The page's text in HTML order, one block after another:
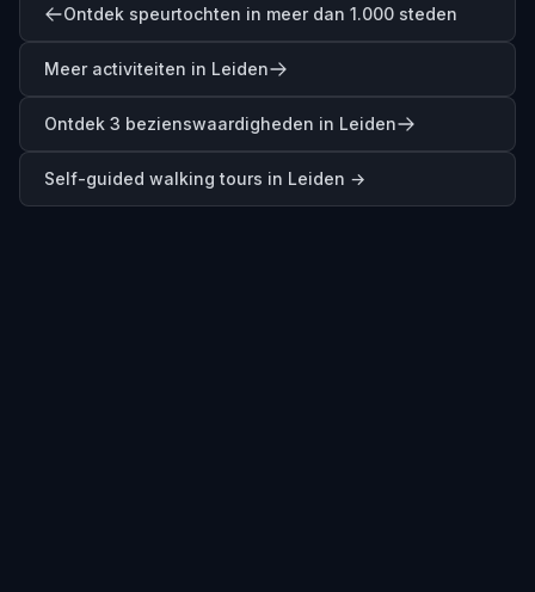
Ontdek speurtochten in meer dan 1.000 steden
Meer activiteiten in Leiden
Ontdek 3 bezienswaardigheden in Leiden
Self-guided walking tours in Leiden →